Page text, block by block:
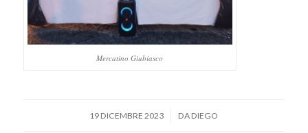
Mercatino Giubiasco
19 DICEMBRE 2023
/ DA DIEGO